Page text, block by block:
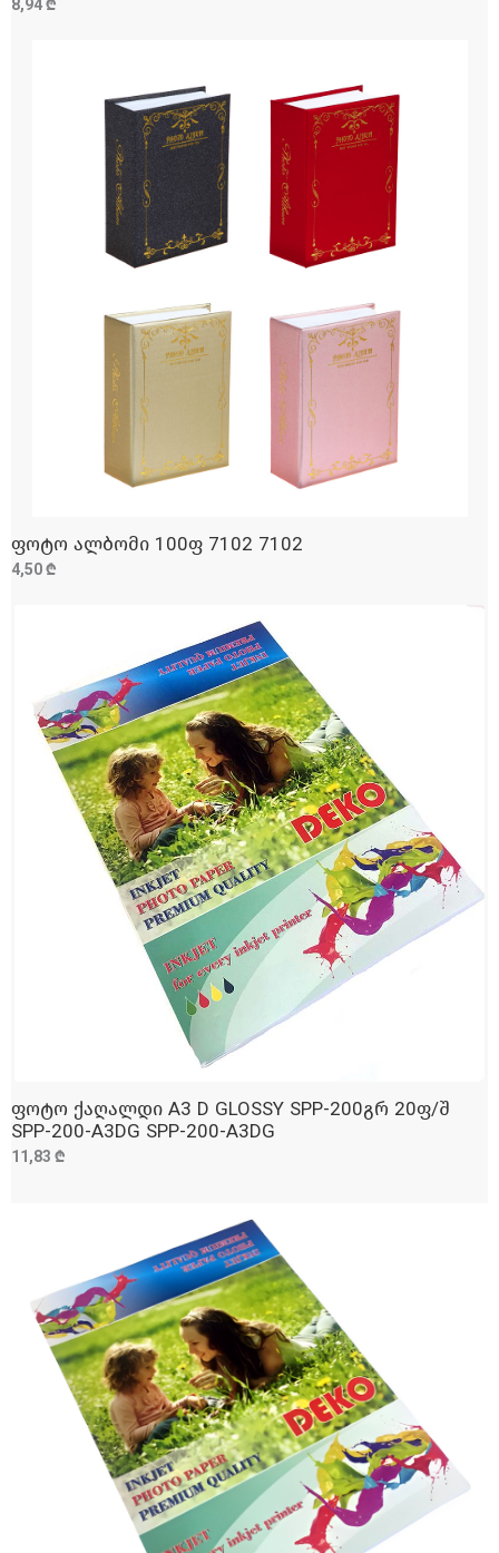
8,94 ₾
ᲓᲐᲛᲐᲢᲔᲑᲐ
ფოტო ალბომი 100ფ 7102 7102
4,50 ₾
ᲓᲐᲛᲐᲢᲔᲑᲐ
ფოტო ქაღალდი A3 D GLOSSY SPP-200გრ 20ფ/შ
SPP-200-A3DG SPP-200-A3DG
11,83 ₾